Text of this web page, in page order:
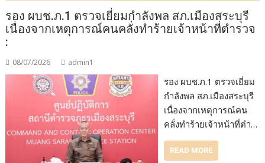
รอง ผบช.ภ.1 ตรวจเยี่ยมกำลังพล สภ.เมืองสระบุรี
เนื่องจากเหตุการณ์คนคลั่งทำร้ายเจ้าหน้าที่ตำรวจ
:
08/07/2026 admin1
รอง ผบช.ภ.1 ตรวจเยี่ยม
กำลังพล สภ.เมืองสระบุรี
เนื่องจากเหตุการณ์คน
คลั่งทำร้ายเจ้าหน้าที่ตำ…
READ MORE